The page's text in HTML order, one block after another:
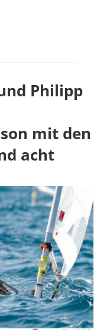
Philipp
mit den
acht